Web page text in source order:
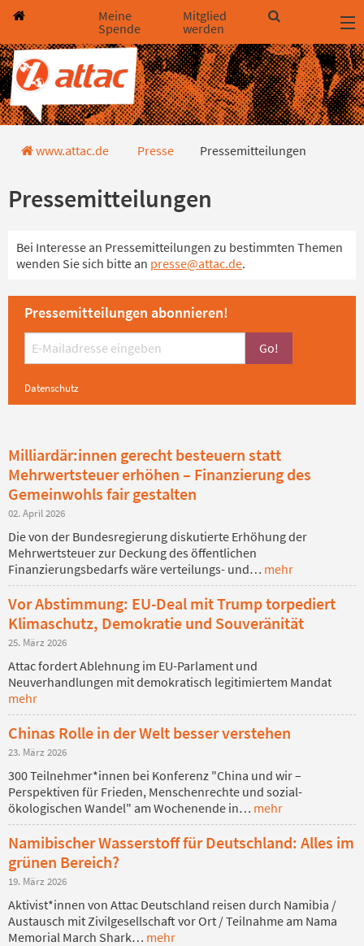
Direkt zum Hauptinhalt springen
Direkt zur Haupt-Navigation springen
Direkt zur Service-Navigation springen
Direkt zur Footer-Navigation springen
Direkt zum Footerinhalt springen
Meine
Spende
Mitglied
werden
Pressemitteilungen
www.attac.de Presse Pressemitteilungen
Pressemitteilungen
Bei Interesse an Pressemitteilungen zu bestimmten Themen
wenden Sie sich bitte an presse@attac.de.
Pressemitteilungen abonnieren!
Datenschutz
Milliardär:innen gerecht besteuern statt
Mehrwertsteuer erhöhen – Finanzierung des
Gemeinwohls fair gestalten
02. April 2026
Die von der Bundesregierung diskutierte Erhöhung der
Mehrwertsteuer zur Deckung des öffentlichen
Finanzierungsbedarfs wäre verteilungs- und… mehr
Vor Abstimmung: EU-Deal mit Trump torpediert
Klimaschutz, Demokratie und Souveränität
25. März 2026
Attac fordert Ablehnung im EU-Parlament und
Neuverhandlungen mit demokratisch legitimiertem Mandat
mehr
Chinas Rolle in der Welt besser verstehen
23. März 2026
300 Teilnehmer*innen bei Konferenz "China und wir –
Perspektiven für Frieden, Menschenrechte und sozial-
ökologischen Wandel" am Wochenende in… mehr
Namibischer Wasserstoff für Deutschland: Alles im
grünen Bereich?
19. März 2026
Aktivist*innen von Attac Deutschland reisen durch Namibia /
Austausch mit Zivilgesellschaft vor Ort / Teilnahme am Nama
Memorial March Shark… mehr